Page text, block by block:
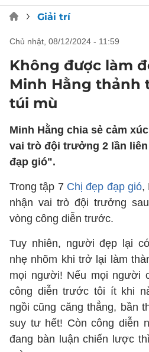
Giải trí
chủ nhật, 08/12/2024 - 11:59
Không được làm
Minh Hằng thảnh
túi mù
Minh Hằng chia sẻ cảm
vai trò đội trưởng 2 lần
đạp gió".
Trong tập 7 Chị đẹp đạp gió,
nhận vai trò đội trưởng
vòng công diễn trước.
Tuy nhiên, người đẹp lại
nhẹ nhõm khi trở lại làm
mọi người! Nếu mọi người
công diễn trước tôi ít khi
ngồi cũng căng thẳng, bần
suy tư hết! Còn công diễn
đang bàn luận chiến lược